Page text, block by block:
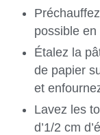
possible
Étalez la
de papier
et
Lavez les
d’1/2 cm